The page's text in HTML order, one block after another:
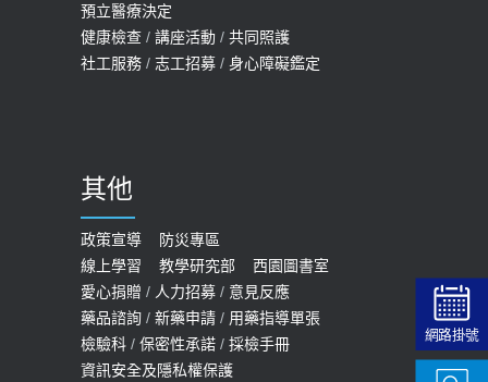
預立醫療決定
健康檢查 / 講座活動 / 共同照護
社工服務 / 志工招募 / 身心障礙鑑定
其他
政策宣導
防災專區
線上學習
教學研究部
西園圖書室
愛心捐贈 / 人力招募 / 意見反應
藥品諮詢 / 新藥申請 / 用藥指導單張
檢驗科 / 保密性承諾 / 採檢手冊
資訊安全及隱私權保護
網路掛號